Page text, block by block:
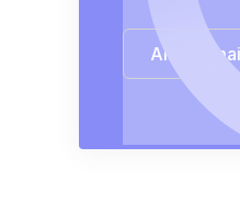
Aloita